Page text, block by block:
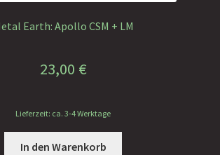
Earth: Apollo CSM + LM
23,00 €
Lieferzeit: ca. 3-4 Werktage
In den Warenkorb